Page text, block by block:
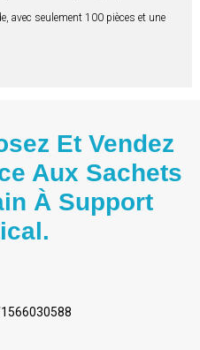
avec seulement 100 pièces et une
Et Vendez
Aux Sachets
À Support